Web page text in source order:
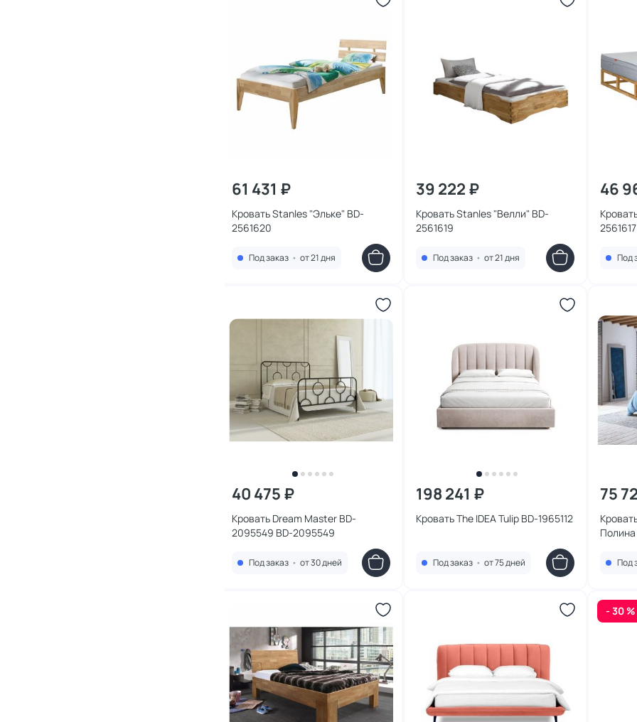
61 431 ₽
Кровать Stanles "Эльке" BD-
2561620
Под заказ • от 21 дня
39 222 ₽
Кровать Stanles "Велли" BD-
2561619
Под заказ • от 21 дня
46
2561617
Под
40 475 ₽
Кровать Dream Master BD-
2095549 BD-2095549
Под заказ • от 30 дней
198 241 ₽
Кровать The IDEA Tulip BD-1965112
Под заказ • от 75 дней
75
Под
- 30 %